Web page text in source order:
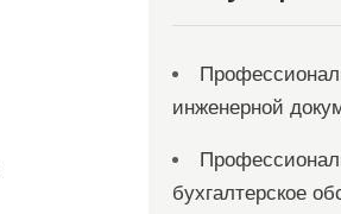
инженерной
бухгалтерское